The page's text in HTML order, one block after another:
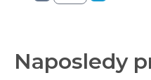
Naposledy